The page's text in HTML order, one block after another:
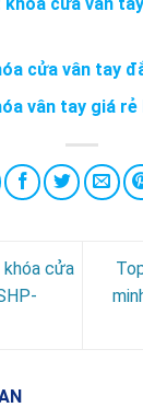
cửa vân tay
vân tay giá rẻ
cửa